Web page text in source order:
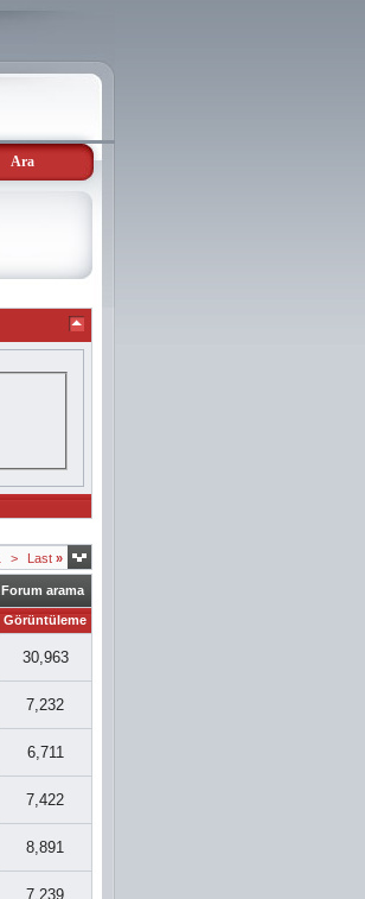
Ara
> Last »
Forum arama
Görüntüleme
30,963
7,232
6,711
7,422
8,891
7,239